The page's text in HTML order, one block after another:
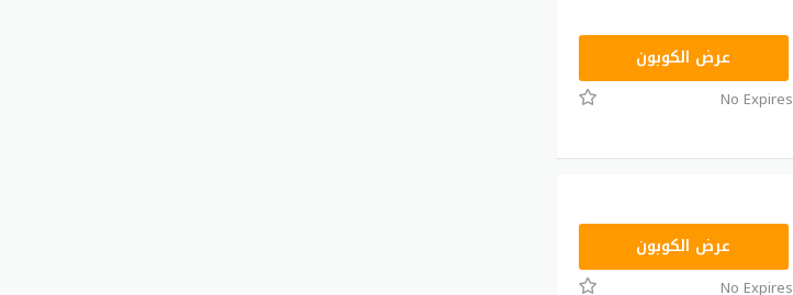
عرض الكوبون
No Expires
ASMARعرض الكوبون
No Expires